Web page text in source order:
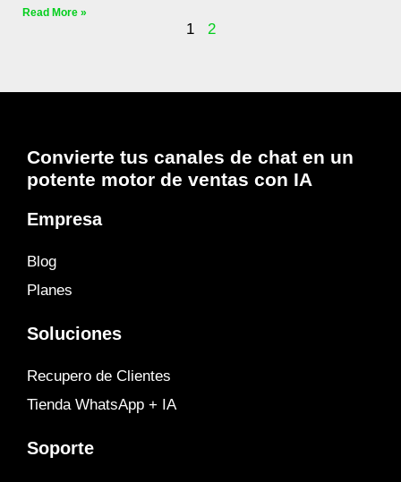
Read More »
1 2
Convierte tus canales de chat en un
potente motor de ventas con IA
Empresa
Blog
Planes
Soluciones
Recupero de Clientes
Tienda WhatsApp + IA
Soporte